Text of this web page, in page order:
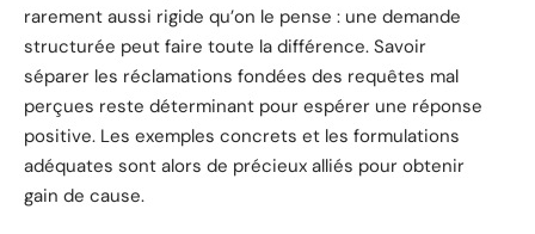
rarement aussi rigide qu’on le pense : une demande
structurée peut faire toute la différence. Savoir
séparer les réclamations fondées des requêtes mal
perçues reste déterminant pour espérer une réponse
positive. Les exemples concrets et les formulations
adéquates sont alors de précieux alliés pour obtenir
gain de cause.